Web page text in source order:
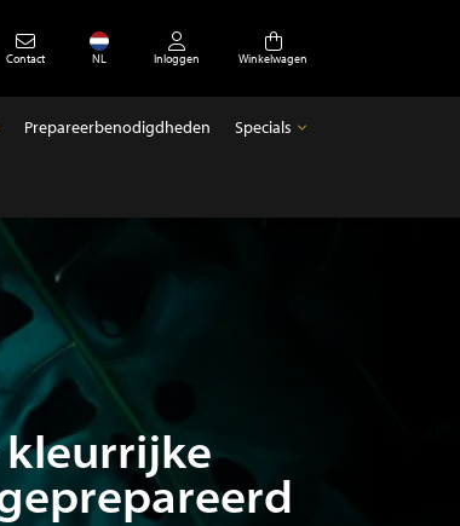
Contact NL Inloggen Winkelwagen
Prepareerbenodigdheden Specials
kleurrijke